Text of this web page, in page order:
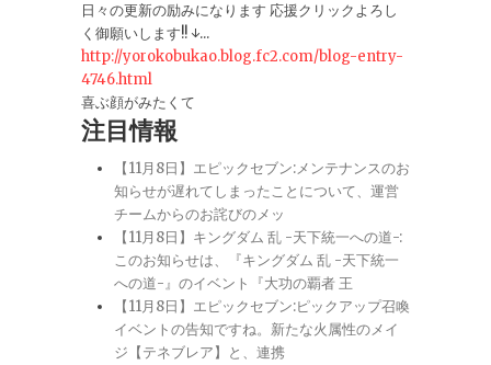
日々の更新の励みになります 応援クリックよろし
く御願いします!! ↓...
http://yorokobukao.blog.fc2.com/blog-entry-
4746.html
喜ぶ顔がみたくて
注目情報
【11月8日】エピックセブン:メンテナンスのお
知らせが遅れてしまったことについて、運営
チームからのお詫びのメッ
【11月8日】キングダム 乱 -天下統一への道-:
このお知らせは、『キングダム 乱 -天下統一
への道-』のイベント『大功の覇者 王
【11月8日】エピックセブン:ピックアップ召喚
イベントの告知ですね。新たな火属性のメイ
ジ【テネブレア】と、連携